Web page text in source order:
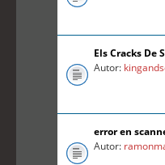
Els Cracks De
Autor:
error en
Autor: